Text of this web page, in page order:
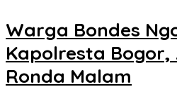
Warga Bondes
Kapolresta
Ronda Malam